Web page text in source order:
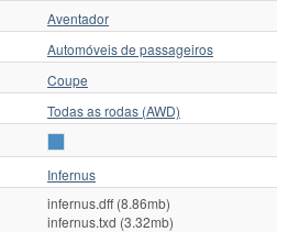
Aventador
Automóveis de passageiros
Coupe
Todas as rodas (AWD)
Infernus
infernus.dff (8.86mb)
infernus.txd (3.32mb)